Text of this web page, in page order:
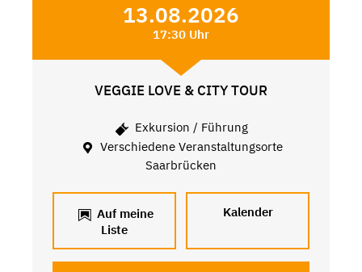
13.08.2026
17:30 Uhr
VEGGIE LOVE & CITY TOUR
Exkursion / Führung
Verschiedene Veranstaltungsorte
Saarbrücken
Auf meine
Liste
Kalender